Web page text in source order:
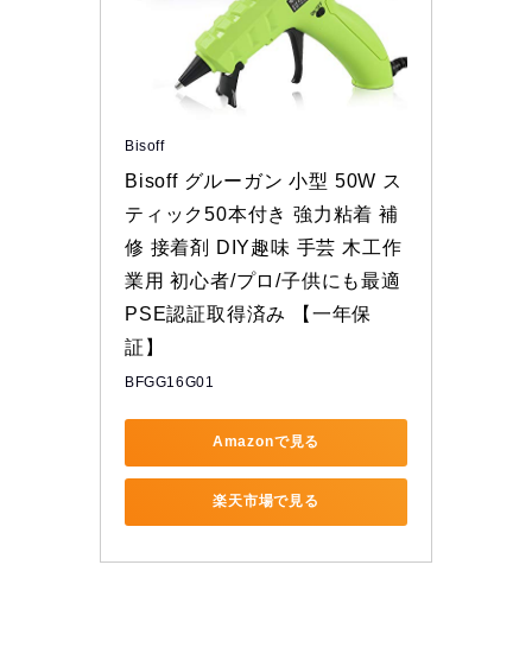
Bisoff
Bisoff グルーガン 小型 50W ス
ティック50本付き 強力粘着 補
修 接着剤 DIY趣味 手芸 木工作
業用 初心者/プロ/子供にも最適
PSE認証取得済み 【一年保
証】
BFGG16G01
Amazonで見る
楽天市場で見る